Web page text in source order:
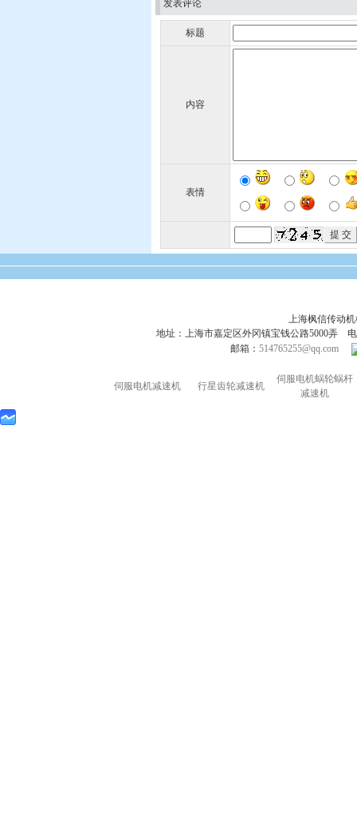
发表评论
标题
内容
表情
上海枫信传动
地址：上海市嘉定区外冈镇宝钱公路5000弄 电
邮箱：514765255@qq.com
伺服电机减速机 行星齿轮减速机
伺服电机蜗轮蜗杆
减速机